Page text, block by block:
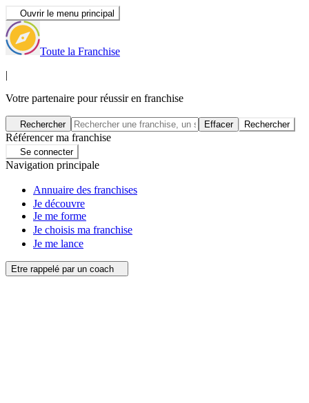
Ouvrir le menu principal
Toute la Franchise
|
Votre partenaire pour réussir en franchise
Rechercher Effacer Rechercher
Référencer ma franchise
Se connecter
Navigation principale
Annuaire des franchises
Je découvre
Je me forme
Je choisis ma franchise
Je me lance
Etre rappelé par un coach